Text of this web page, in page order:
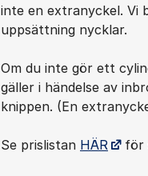
inte en extranyckel. Vi
uppsättning nycklar.
Om du inte gör ett
gäller i händelse av
knippen. (En
Se prislistan HÄR för